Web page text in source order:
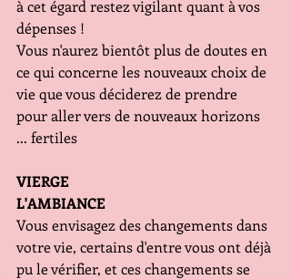
à cet égard restez vigilant quant à vos
dépenses !
Vous n'aurez bientôt plus de doutes en
ce qui concerne les nouveaux choix de
vie que vous déciderez de prendre
pour aller vers de nouveaux horizons
... fertiles
VIERGE
L'AMBIANCE
Vous envisagez des changements dans
votre vie, certains d'entre vous ont déjà
pu le vérifier, et ces changements se